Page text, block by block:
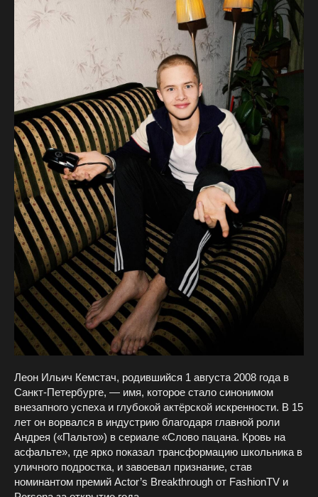
Леон Ильич Кемстач, родившийся 1 августа 2008 года в
Санкт-Петербурге, — имя, которое стало синонимом
внезапного успеха и глубокой актёрской искренности. В 15
лет он ворвался в индустрию благодаря главной роли
Андрея («Пальто») в сериале «Слово пацана. Кровь на
асфальте», где ярко показал трансформацию школьника в
уличного подростка, и завоевал признание, став
номинантом премий Actor’s Breakthrough от FashionTV и